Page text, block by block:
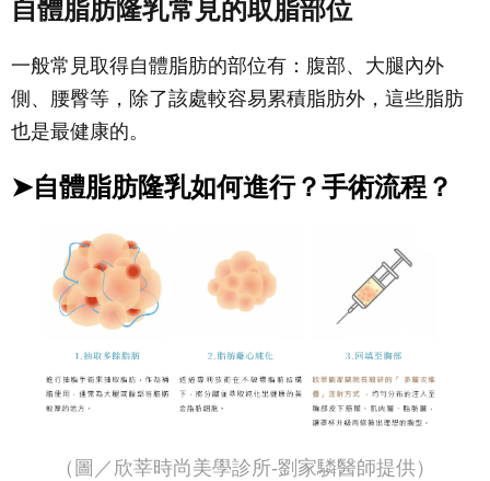
自體脂肪隆乳常見的取脂部位
一般常見取得自體脂肪的部位有：腹部、大腿內外
側、腰臀等，除了該處較容易累積脂肪外，這些脂肪
也是最健康的。
➤自體脂肪隆乳如何進行？手術流程？
（圖／欣莘時尚美學診所-劉家驎醫師提供）